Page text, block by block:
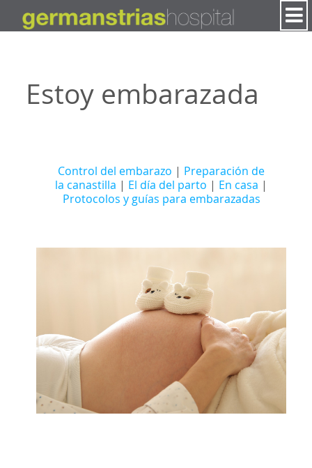
Estoy embarazada
Control del embarazo | Preparación de
la canastilla | El día del parto | En casa |
Protocolos y guías para embarazadas